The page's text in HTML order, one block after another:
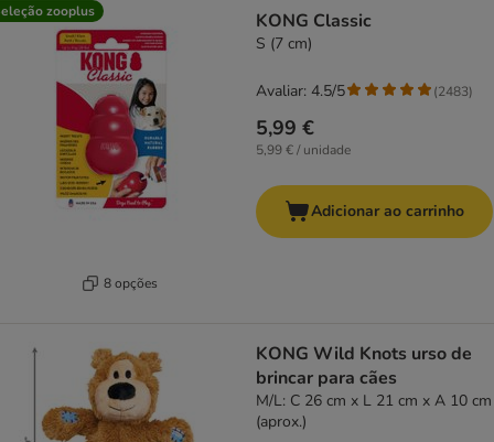
zooplus
8 opções
KONG Classic
S (7 cm)
5,99 €
5,99 € / unidade
Avaliar: 4.5/5 (2483)
Adicionar ao carrinho
KONG Wild Knots urso de
brincar para cães
M/L: C 26 cm x L 21 cm x A 10 cm
(aprox.)